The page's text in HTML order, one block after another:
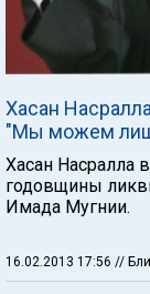
Хасан
"Мы можем
Хасан Насралла
годовщины
Имада Мугнии.
16.02.2013 17:56 //